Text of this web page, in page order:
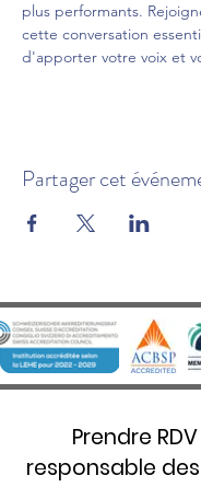
plus performants.
cette conversation
d'apporter votre voix et
Partager cet
Prendre
responsable